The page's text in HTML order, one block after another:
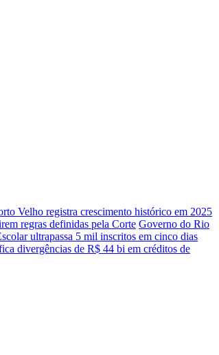
Velho registra crescimento histórico em 2025
regras definidas pela Corte Governo do Rio
ultrapassa 5 mil inscritos em cinco dias
divergências de R$ 44 bi em créditos de